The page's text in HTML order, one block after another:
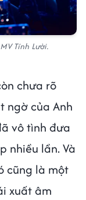
Tính Lười.
chưa rõ
ngờ của Anh
vô tình đưa
nhiều lần. Và
cũng là một
xuất âm